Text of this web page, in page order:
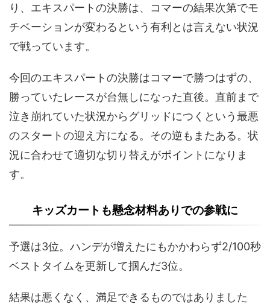
り、エキスパートの決勝は、コマーの結果次第でモ
チベーションが変わるという有利とは言えない状況
で戦っています。
今回のエキスパートの決勝はコマーで勝つはずの、
勝っていたレースが台無しになった直後。直前まで
泣き崩れていた状況からグリッドにつくという最悪
のスタートの迎え方になる。その逆もまたある。状
況に合わせて適切な切り替えがポイントになりま
す。
キッズカートも懸念材料ありでの参戦に
予選は3位。ハンデが増えたにもかかわらず2/100秒
ベストタイムを更新して掴んだ3位。
結果は悪くなく、満足できるものではありました